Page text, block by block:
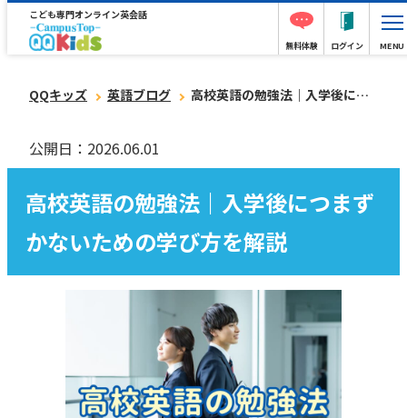
こども専門オンライン英会話
無料体験 ログイン MENU
QQキッズ 英語ブログ 高校英語の勉強法｜入学後につまずかないための学び方を解説
公開日：2026.06.01
高校英語の勉強法｜入学後につまず
かないための学び方を解説